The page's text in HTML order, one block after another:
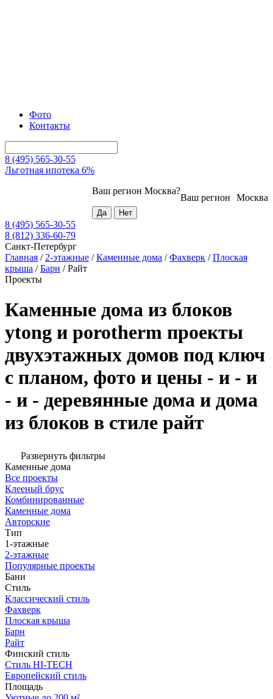
Фото
Контакты
8 (495) 565-30-55
Льготная ипотека 6%
Москва
Ваш регион
Ваш регион Москва?
8 (495) 565-30-55
8 (812) 336-60-79
Санкт-Петербург
Главная / 2-этажные /Каменные дома /Фахверк /Плоская
крыша /Барн /Райт
Проекты
Каменные дома из блоков
ytong и porotherm проекты
двухэтажных домов под ключ
с планом, фото и цены - и - и
- и - деревянные дома и дома
из блоков в стиле райт
Развернуть фильтры
Каменные дома
Все проекты
Клееный брус
Комбинированные
Каменные дома
Авторские
Тип
1-этажные
2-этажные
Популярные проекты
Бани
Стиль
Классический стиль
Фахверк
Плоская крыша
Барн
Райт
Финский стиль
Стиль HI-TECH
Европейский стиль
Площадь